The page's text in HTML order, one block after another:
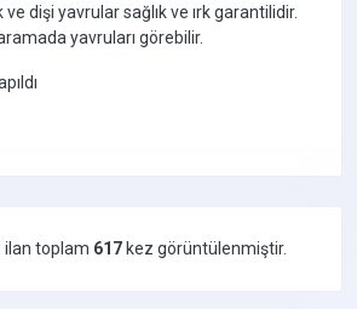
ve dişi yavrular sağlık ve ırk garantilidir.
yavruları görebilir.
toplam 617kez görüntülenmiştir.